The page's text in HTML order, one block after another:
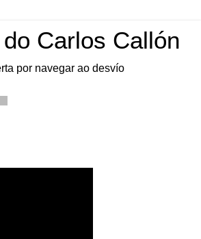
Carlos Callón
por navegar ao desvío